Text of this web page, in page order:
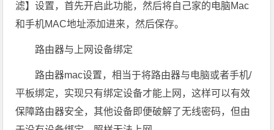
滤】设置，首先开启此功能，然后将自己家的电脑Mac
和手机MAC地址添加进来，然后保存。
路由器与上网设备绑定
路由器mac设置，相当于将路由器与电脑或者手机/
平板绑定，实现只有绑定设备才能上网，这样可以有效
保障路由器安全，其他设备即便破解了无线密码，但由